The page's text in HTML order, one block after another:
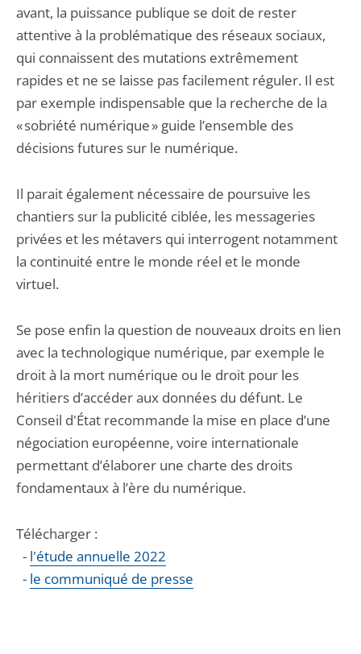
avant, la puissance publique se doit de rester
attentive à la problématique des réseaux sociaux,
qui connaissent des mutations extrêmement
rapides et ne se laisse pas facilement réguler. Il est
par exemple indispensable que la recherche de la
« sobriété numérique » guide l’ensemble des
décisions futures sur le numérique.
Il parait également nécessaire de poursuive les
chantiers sur la publicité ciblée, les messageries
privées et les métavers qui interrogent notamment
la continuité entre le monde réel et le monde
virtuel.
Se pose enfin la question de nouveaux droits en lien
avec la technologique numérique, par exemple le
droit à la mort numérique ou le droit pour les
héritiers d’accéder aux données du défunt. Le
Conseil d'État recommande la mise en place d’une
négociation européenne, voire internationale
permettant d’élaborer une charte des droits
fondamentaux à l’ère du numérique.
Télécharger :
- l'étude annuelle 2022
- le communiqué de presse